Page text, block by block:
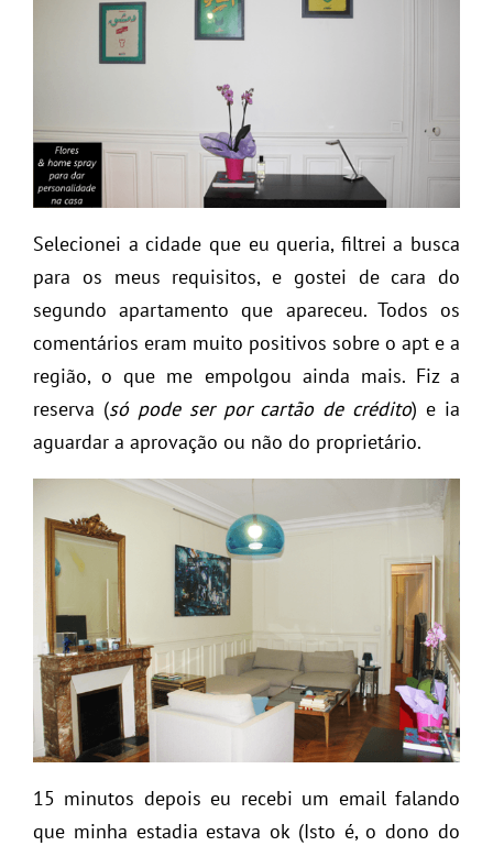
Selecionei a cidade que eu queria, filtrei a busca
para os meus requisitos, e gostei de cara do
segundo apartamento que apareceu. Todos os
comentários eram muito positivos sobre o apt e a
região, o que me empolgou ainda mais. Fiz a
reserva (só pode ser por cartão de crédito) e ia
aguardar a aprovação ou não do proprietário.
15 minutos depois eu recebi um email falando
que minha estadia estava ok (Isto é, o dono do